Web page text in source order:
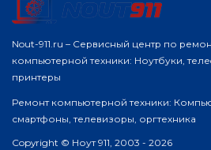
Nout-911.ru – Сервисный центр по
компьютерной техники: Ноутбуки,
принтеры
Ремонт компьютерной техники:
смартфоны, телевизоры, оргтехника
Copyright © Ноут 911, 2003 - 2026